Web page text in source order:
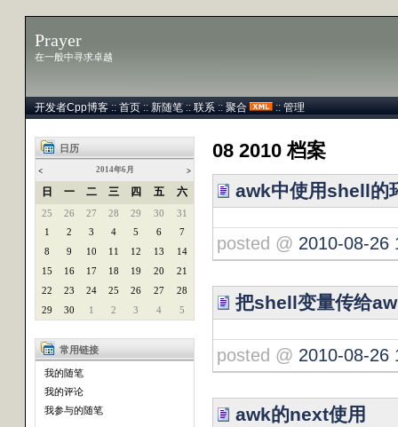
Prayer
在一般中寻求卓越
开发者Cpp博客 :: 首页 :: 新随笔 :: 联系 :: 聚合 :: 管理
日历
< 2014年6月 >
日 一 二 三 四 五 六
25 26 27 28 29 30
31
1
2 3 4 5 6
7
8
9 10 11 12 13
14
15
16 17 18 19 20
21
22
23 24 25 26 27
28
29
30 1 2 3 4 5
常用链接
我的随笔
我的评论
我参与的随笔
08 2010 档案
awk中使用shell的
posted @ 2010-08-26
把shell变量传给
posted @ 2010-08-26
awk的next使用